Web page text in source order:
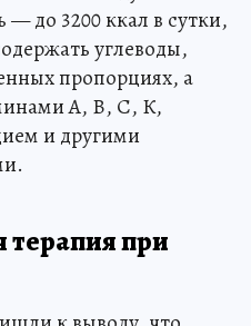
— до 3200 ккал в сутки,
углеводы,
пропорциях, а
А, В, С, К,
и другими
при